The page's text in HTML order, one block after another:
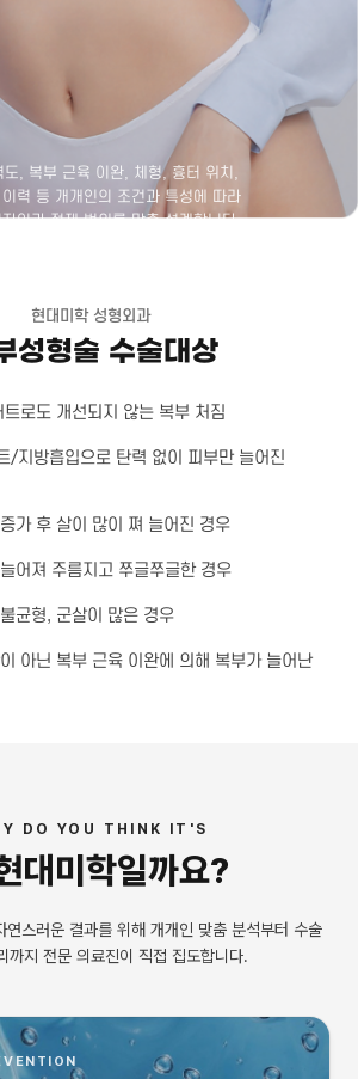
도, 복부 근육 이완, 체형, 흉터 위치,
력 등 개개인의 조건과 특성에 따라
인과 절제 범위를 맞춤 설계합니다.
현대미학 성형외과
성형술 수술대상
로도 개선되지 않는 복부 처짐
/지방흡입으로 탄력 없이 피부만 늘어진
가 후 살이 많이 쪄 늘어진 경우
어져 주름지고 쭈글쭈글한 경우
균형, 군살이 많은 경우
아닌 복부 근육 이완에 의해 복부가 늘어난
DO YOU THINK IT'S
대미학일까요?
연스러운 결과를 위해 개개인 맞춤 분석부터 수술
까지 전문 의료진이 직접 집도합니다.